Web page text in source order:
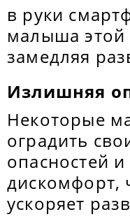
в руки
малыша этой
замедляя
Излишняя
Некоторые
оградить
опасностей
дискомфорт,
ускоряет